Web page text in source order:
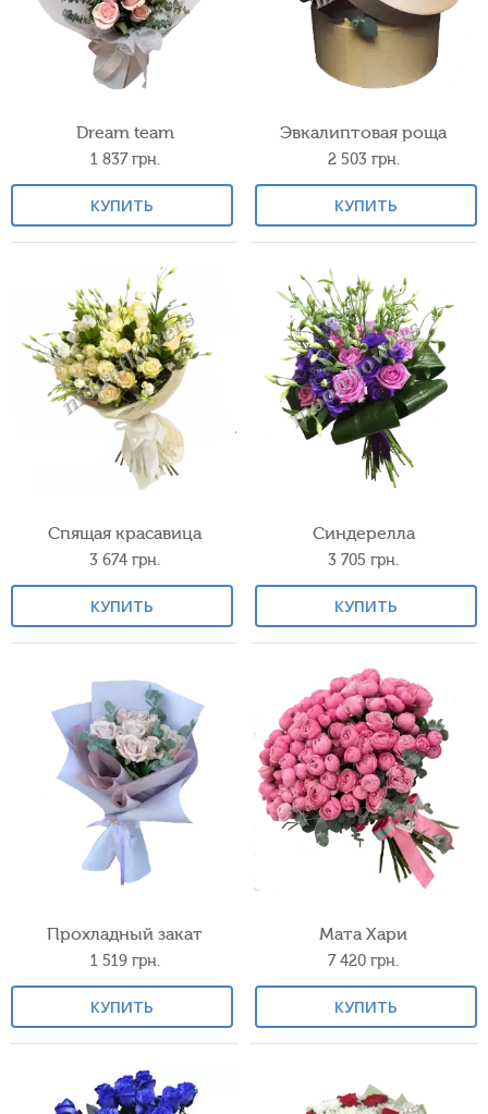
Dream team
1 837грн.
КУПИТЬ
Эвкалиптовая роща
2 503 грн.
КУПИТЬ
Спящая красавица
3 674 грн.
КУПИТЬ
Синдерелла
3 705 грн.
КУПИТЬ
Прохладный закат
1 519 грн.
КУПИТЬ
Мата Хари
7 420 грн.
КУПИТЬ